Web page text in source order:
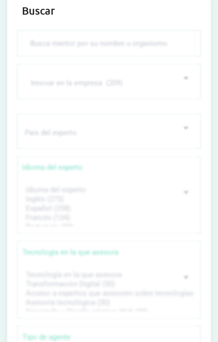
Buscar
Idioma del experto
Tecnología en la que asesora
Tipo de agente